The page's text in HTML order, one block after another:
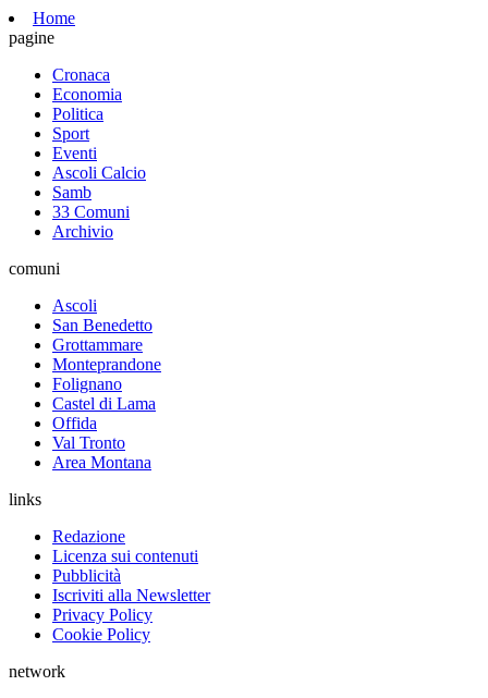
Home
pagine
Cronaca
Economia
Politica
Sport
Eventi
Ascoli Calcio
Samb
33 Comuni
Archivio
comuni
Ascoli
San Benedetto
Grottammare
Monteprandone
Folignano
Castel di Lama
Offida
Val Tronto
Area Montana
links
Redazione
Licenza sui contenuti
Pubblicità
Iscriviti alla Newsletter
Privacy Policy
Cookie Policy
network